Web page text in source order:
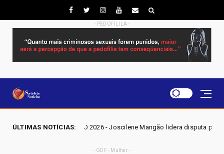
- PEDOFILILA -
ÚLTIMAS NOTÍCIAS:
GO 2026 - Joscilene Mangão lidera disputa por vaga na Alego em Novo
- GDF - Mulher -